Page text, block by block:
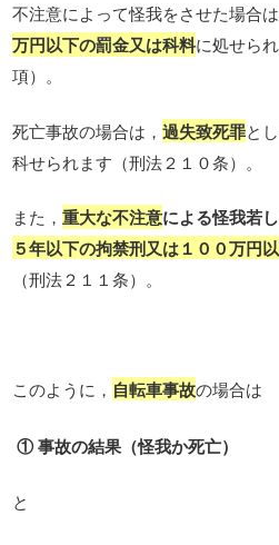
不注意によって怪我をさせた場合
万円以下の罰金又は科料に処せら
項）。
死亡事故の場合は，過失致死罪と
科せられます（刑法２１０条）。
また，重大な不注意による怪我若
５年以下の拘禁刑又は１００万円
（刑法２１１条）。
このように， 自転車事故の場合は
① 事故の結果（怪我か死亡）
と